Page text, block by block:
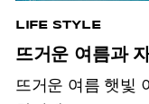
LIFE STYLE
뜨거운 여름과
뜨거운 여름 햇빛